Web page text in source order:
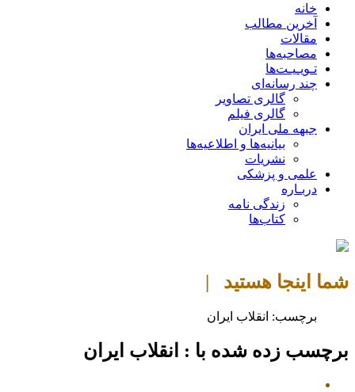
خانه
آخرین مطالب
مقالات
مصاحبه‌ها
تـویـیـت‌ها
چند رسانه‌ای
گالری تصاویر
گالری فیلم
جبهه ملی ایران
بیانیه‌ها و اطلاعیه‌ها
نشریات
علمی و پزشکی
دربـاره
زندگی نامه
کتاب‌ها
شما اینجا هستید |
برچسب: انقلاب ایران
برچسب زده شده با : انقلاب ایران